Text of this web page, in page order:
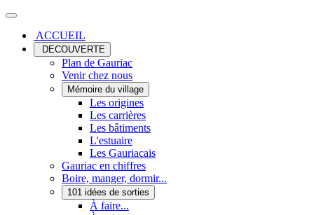
ACCUEIL
DECOUVERTE
Plan de Gauriac
Venir chez nous
Mémoire du village
Les origines
Les carrières
Les bâtiments
L'estuaire
Les Gauriacais
Gauriac en chiffres
Boire, manger, dormir...
101 idées de sorties
À faire...